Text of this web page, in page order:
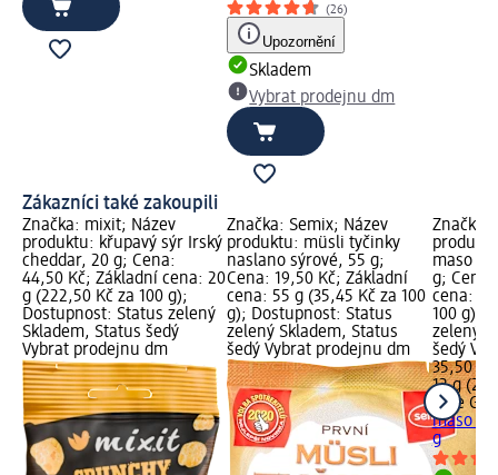
(26)
Upozornění
Skladem
Vybrat prodejnu dm
Zákazníci také zakoupili
Značka: mixit; Název
produktu: křupavý sýr Irský
cheddar, 20 g; Cena:
44,50 Kč; Základní cena: 20
g (222,50 Kč za 100 g);
Dostupnost: Status zelený
Skladem, Status šedý
Vybrat prodejnu dm
Značka: Semix; Název
produktu: müsli tyčinky
naslano sýrové, 55 g;
Cena: 19,50 Kč; Základní
cena: 55 g (35,45 Kč za 100
g); Dostupnost: Status
zelený Skladem, Status
šedý Vybrat prodejnu dm
Značka:
maso s
g; Cena:
cena: 12
100 g);
zelený
šedý
35,50 Kč
12 g
Fine
maso s
g